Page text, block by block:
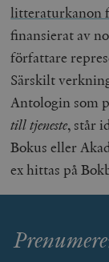
litteraturkanon
finansierat av
författare
Särskilt
Antologin som
till tjeneste, står
Bokus eller
ex hittas på